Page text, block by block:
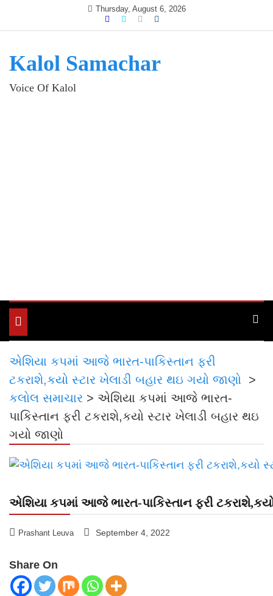
Thursday, August 6, 2026
Kalol Samachar
Voice Of Kalol
Toggle
navigation
એશિયા કપમાં આજે ભારત-પાકિસ્તાન ફરી
ટકરાશે,કયો સ્ટાર ખેલાડી બહાર થઇ ગયો જાણો
>
કલોલ સમાચાર > એશિયા કપમાં આજે ભારત-
પાકિસ્તાન ફરી ટકરાશે,કયો સ્ટાર ખેલાડી બહાર થઇ
ગયો જાણો
એશિયા કપમાં આજે ભારત-પાકિસ્તાન ફરી
Prashant Leuva September 4, 2022
Share On